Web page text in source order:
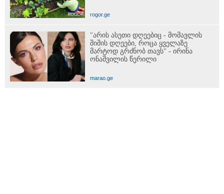
rogor.ge
"არის ასეთი დღეებიც - მომავლის
შიშის დღეები, როცა ყველაზე
მარტოდ გრძნობ თავს" - ირინა
ონაშვილის წერილი
marao.ge